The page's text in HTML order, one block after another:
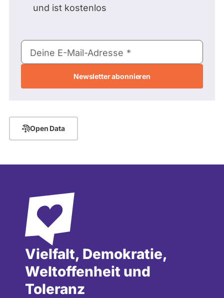
und ist kostenlos
E-
Mail-
Deine E-Mail-Adresse
Open Data
Vielfalt, Demokratie,
Weltoffenheit und
Toleranz